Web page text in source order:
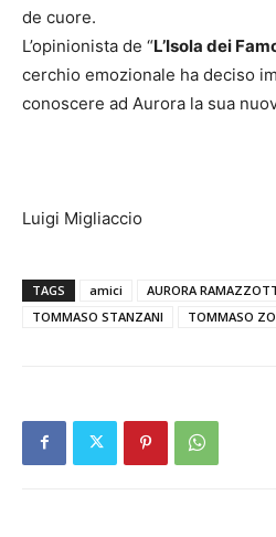
de cuore.
L’opinionista de “L’Isola dei
cerchio emozionale ha deciso
conoscere ad Aurora la sua
Luigi Migliaccio
TAGS amici AURORA
TOMMASO STANZANI
TOMMASO